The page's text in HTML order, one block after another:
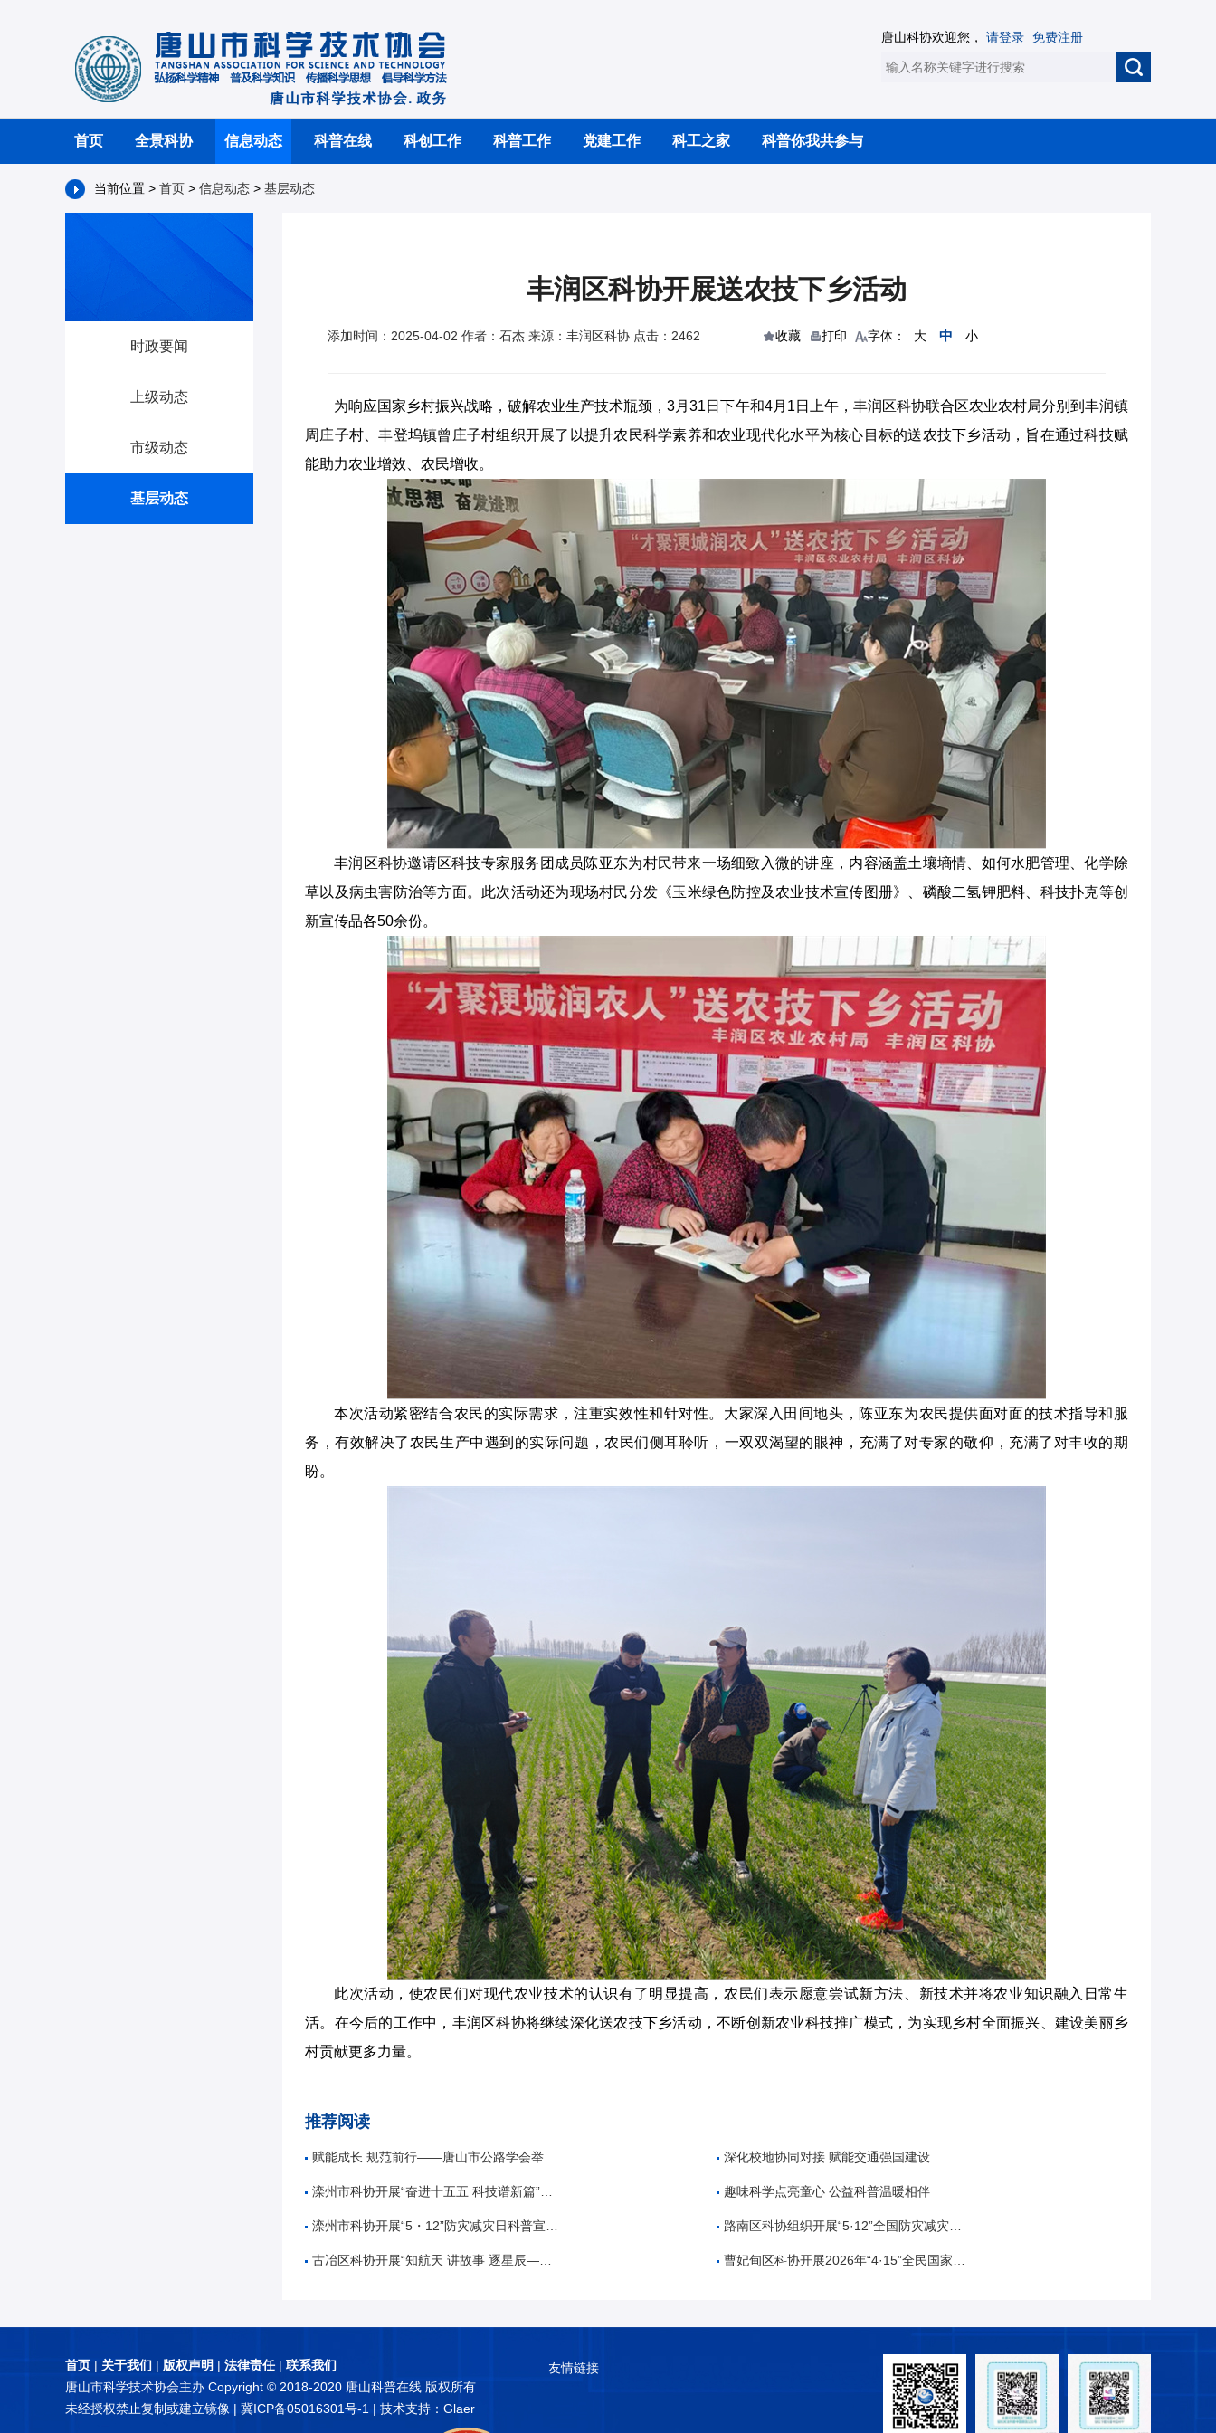
唐山科协欢迎您， 请登录 免费注册
首页 全景科协 信息动态 科普在线 科创工作 科普工作 党建工作 科工之家 科普你我共参与
当前位置 > 首页 > 信息动态 > 基层动态
时政要闻
上级动态
市级动态
基层动态
丰润区科协开展送农技下乡活动
添加时间：2025-04-02 作者：石杰 来源：丰润区科协 点击：2462 收藏 打印 字体： 大 中 小
为响应国家乡村振兴战略，破解农业生产技术瓶颈，3月31日下午和4月1日上午，丰润区科协联合区农业农村局分别到丰润镇
周庄子村、丰登坞镇曾庄子村组织开展了以提升农民科学素养和农业现代化水平为核心目标的送农技下乡活动，旨在通过科技赋
能助力农业增效、农民增收。
丰润区科协邀请区科技专家服务团成员陈亚东为村民带来一场细致入微的讲座，内容涵盖土壤墒情、如何水肥管理、化学除
草以及病虫害防治等方面。此次活动还为现场村民分发《玉米绿色防控及农业技术宣传图册》、磷酸二氢钾肥料、科技扑克等创
新宣传品各50余份。
本次活动紧密结合农民的实际需求，注重实效性和针对性。大家深入田间地头，陈亚东为农民提供面对面的技术指导和服
务，有效解决了农民生产中遇到的实际问题，农民们侧耳聆听，一双双渴望的眼神，充满了对专家的敬仰，充满了对丰收的期
盼。
此次活动，使农民们对现代农业技术的认识有了明显提高，农民们表示愿意尝试新方法、新技术并将农业知识融入日常生
活。在今后的工作中，丰润区科协将继续深化送农技下乡活动，不断创新农业科技推广模式，为实现乡村全面振兴、建设美丽乡
村贡献更多力量。
推荐阅读
赋能成长 规范前行——唐山市公路学会举办公路工程建设领域招投标专题培训 深化校地协同对接 赋能交通强国建设
滦州市科协开展“奋进十五五 科技谱新篇”全国科技周科普进校园活动 趣味科学点亮童心 公益科普温暖相伴
滦州市科协开展“5・12”防灾减灾日科普宣传活动 路南区科协组织开展“5·12”全国防灾减灾日主题科普进校园活动
古冶区科协开展“知航天 讲故事 逐星辰——中国航天日”科普教育活动 曹妃甸区科协开展2026年“4·15”全民国家安全教育日宣传活动
首页 | 关于我们 | 版权声明 | 法律责任| 联系我们
唐山市科学技术协会主办 Copyright © 2018-2020 唐山科普在线 版权所有
未经授权禁止复制或建立镜像 | 冀ICP备05016301号-1 | 技术支持：Glaer
友情链接